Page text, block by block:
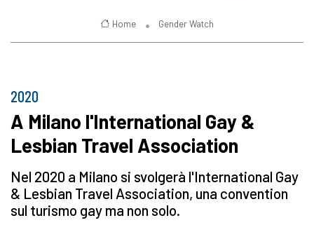
Home Gender Watch
2020
A Milano l'International Gay &
Lesbian Travel Association
Nel 2020 a Milano si svolgerà l'International Gay
& Lesbian Travel Association, una convention
sul turismo gay ma non solo.